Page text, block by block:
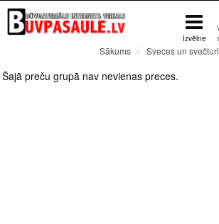
Sākums Sveces un svečturi
Šajā preču grupā nav nevienas preces.